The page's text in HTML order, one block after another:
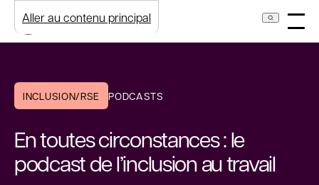
Aller au contenu principal
INCLUSION/RSE PODCASTS
En toutes circonstances : le
podcast de l’inclusion au travail